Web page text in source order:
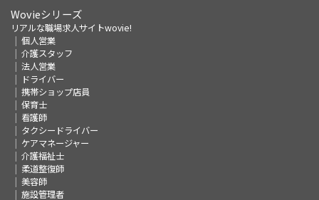
Wovieシリーズ
リアルな職場求人サイトwovie!
個人営業
介護スタッフ
法人営業
ドライバー
携帯ショップ店員
保育士
看護師
タクシードライバー
ケアマネージャー
介護福祉士
柔道整復師
美容師
施設管理者